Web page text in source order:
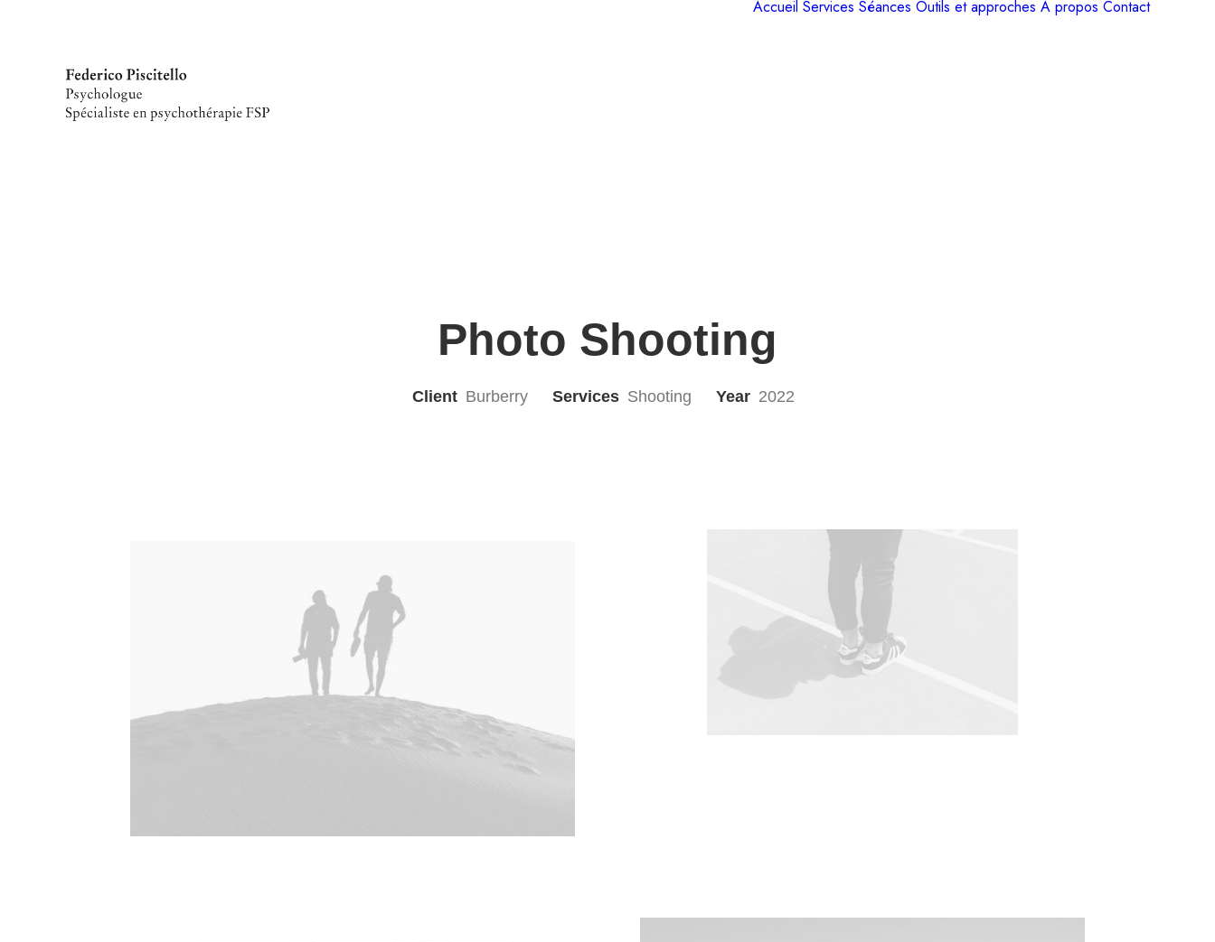
Accueil Services Séances Outils et approches A propos Contact
Photo Shooting
Client Burberry Services Shooting Year 2022